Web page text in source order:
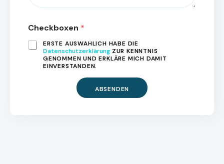
Checkboxen *
ERSTE AUSWAHLICH HABE DIE
Datenschutzerklärung ZUR KENNTNIS
GENOMMEN UND ERKLÄRE MICH DAMIT
EINVERSTANDEN.
ABSENDEN